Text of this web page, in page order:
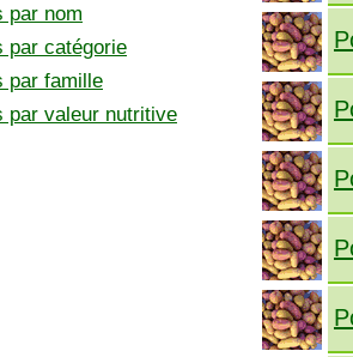
par nom
par catégorie
par famille
par valeur nutritive